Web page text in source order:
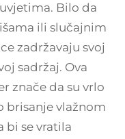
Bilo da
ili slučajnim
zadržavaju svoj
sadržaj. Ova
znače da su vrlo
brisanje vlažnom
bi se vratila